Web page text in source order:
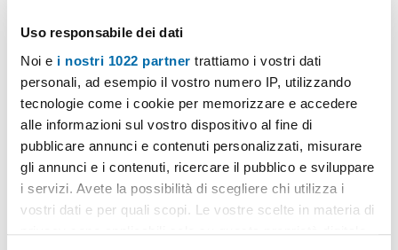
Uso responsabile dei dati
Noi e i nostri 1022 partner trattiamo i vostri dati
personali, ad esempio il vostro numero IP, utilizzando
tecnologie come i cookie per memorizzare e accedere
alle informazioni sul vostro dispositivo al fine di
pubblicare annunci e contenuti personalizzati, misurare
gli annunci e i contenuti, ricercare il pubblico e sviluppare
i servizi. Avete la possibilità di scegliere chi utilizza i
vostri dati e per quali scopi. Le vostre scelte in materia di
Pubblicità